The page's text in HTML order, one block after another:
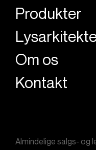
Produkter
Om os
Kontakt
Almindelige salgs- og